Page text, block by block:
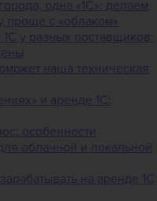
одна «1С»: делаем
проще с «облаком»
у разных поставщиков:
наша техническая
и аренде 1С:
особенности
облачной и локальной
на аренде 1С